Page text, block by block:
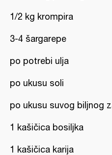
1/2 kg krompira
3-4 šargarepe
po potrebi ulja
po ukusu soli
po ukusu suvog biljnog
1 kašičica bosiljka
1 kašičica karija